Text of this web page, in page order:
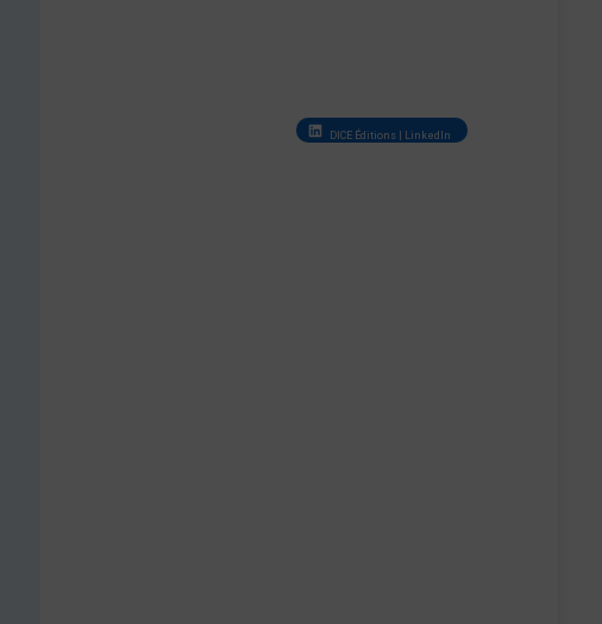
DICE Éditions | LinkedIn